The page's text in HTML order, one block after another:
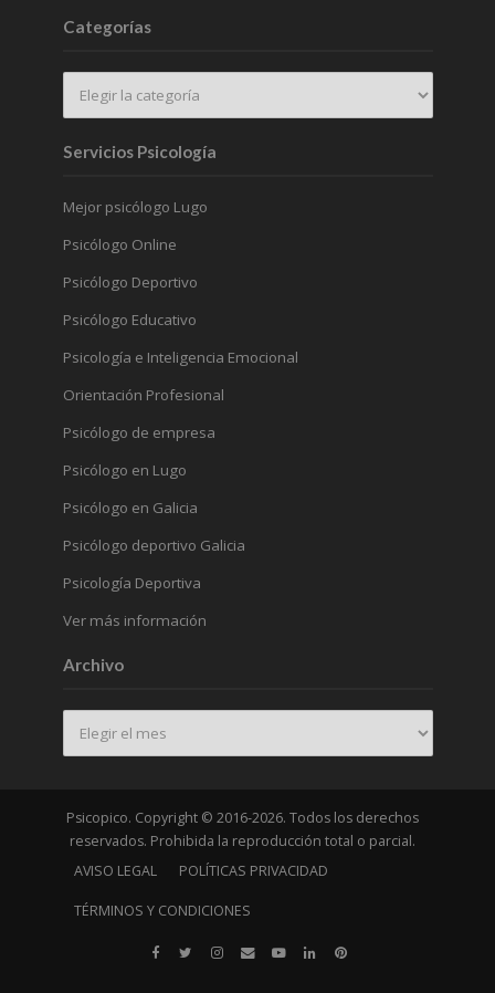
Categorías
Servicios Psicología
Mejor psicólogo Lugo
Psicólogo Online
Psicólogo Deportivo
Psicólogo Educativo
Psicología e Inteligencia Emocional
Orientación Profesional
Psicólogo de empresa
Psicólogo en Lugo
Psicólogo en Galicia
Psicólogo deportivo Galicia
Psicología Deportiva
Ver más información
Archivo
Archivo
Psicopico. Copyright © 2016-2026. Todos los derechos
reservados. Prohibida la reproducción total o parcial.
AVISO LEGAL
POLÍTICAS PRIVACIDAD
TÉRMINOS Y CONDICIONES